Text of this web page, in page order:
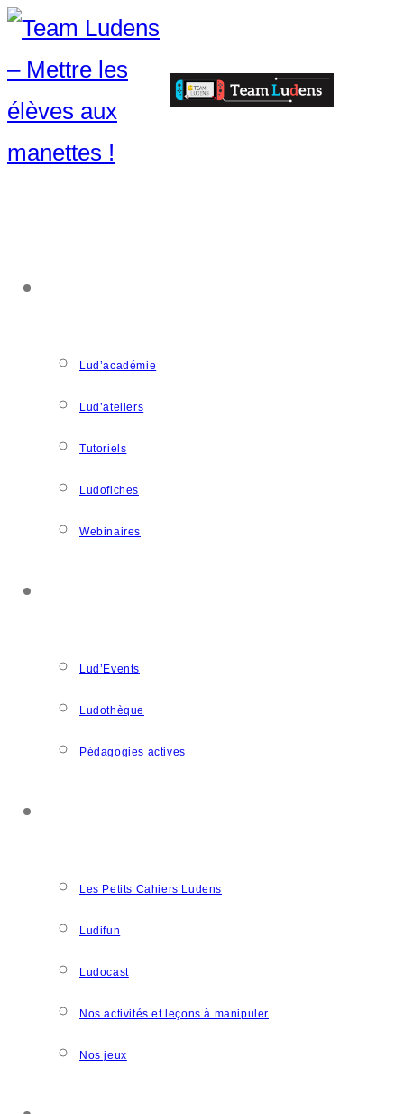
Lud’académie
Lud’ateliers
Tutoriels
Ludofiches
Webinaires
Lud’Events
Ludothèque
Pédagogies actives
Les Petits Cahiers Ludens
Ludifun
Ludocast
Nos activités et leçons à manipuler
Nos jeux